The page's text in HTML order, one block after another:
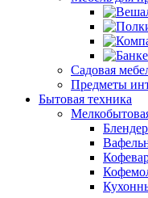
Садовая
Предметы
Бытовая техника